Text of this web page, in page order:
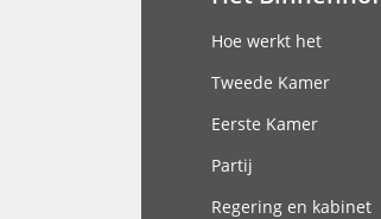
Hoe werkt het
Tweede Kamer
Eerste Kamer
Partij
Regering en kabinet